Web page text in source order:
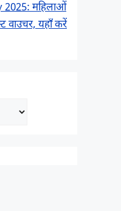
2025: महिलाओं
वाउचर, यहाँ करें